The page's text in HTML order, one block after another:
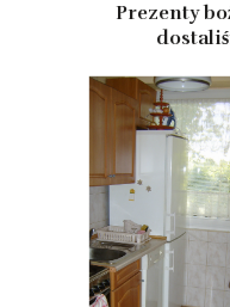
Prezenty